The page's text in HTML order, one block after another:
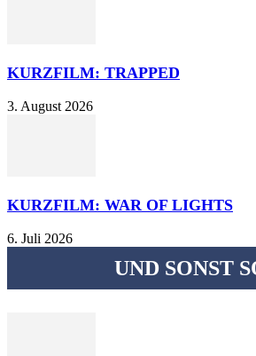
KURZFILM: TRAPPED
3. August 2026
KURZFILM: WAR OF LIGHTS
6. Juli 2026
UND SONST